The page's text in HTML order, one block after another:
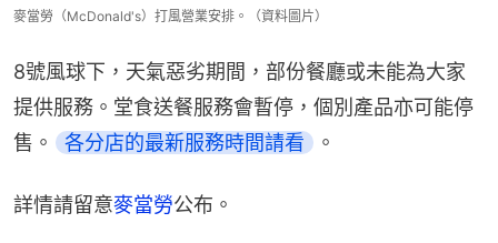
麥當勞（McDonald's）打風營業安排。（資料圖片）
8號風球下，天氣惡劣期間，部份餐廳或未能為大家
提供服務。堂食送餐服務會暫停，個別產品亦可能停
售。
各分店的最新服務時間請看 。
詳情請留意麥當勞公布。